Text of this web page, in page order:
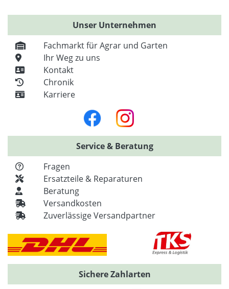
Unser Unternehmen
Fachmarkt für Agrar und Garten
Ihr Weg zu uns
Kontakt
Chronik
Karriere
Service & Beratung
Fragen
Ersatzteile & Reparaturen
Beratung
Versandkosten
Zuverlässige Versandpartner
Sichere Zahlarten